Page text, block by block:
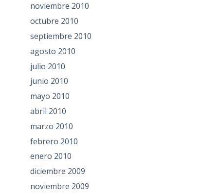
noviembre 2010
octubre 2010
septiembre 2010
agosto 2010
julio 2010
junio 2010
mayo 2010
abril 2010
marzo 2010
febrero 2010
enero 2010
diciembre 2009
noviembre 2009